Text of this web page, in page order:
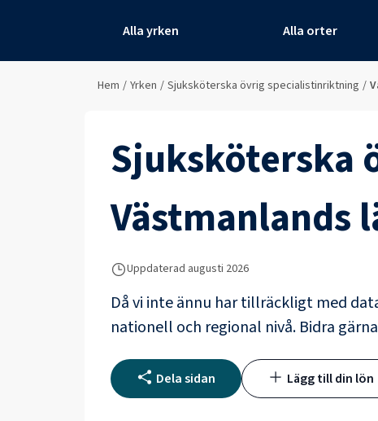
Alla yrken Alla orter
Hem / Yrken / Sjuksköterska övrig specialistinriktning /
Västmanlands
Uppdaterad augusti 2026
Då vi inte ännu har tillräckligt med
nationell och regional nivå. Bidra
Dela sidan Lägg till din lön